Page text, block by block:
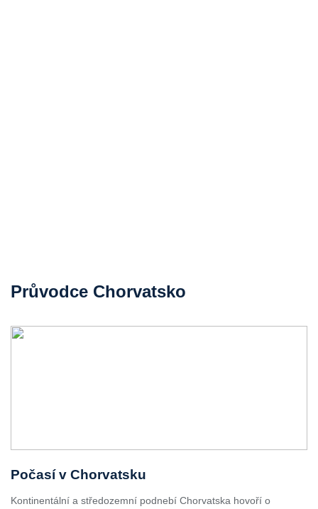
Průvodce Chorvatsko
Počasí v Chorvatsku
Kontinentální a středozemní podnebí Chorvatska hovoří o